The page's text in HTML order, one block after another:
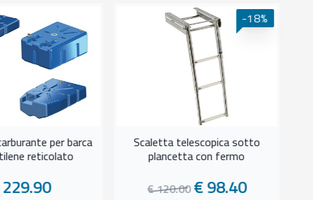
per barca
reticolato
Scaletta telescopica sotto
plancetta con fermo
€ 120.00 € 98.40
-18%